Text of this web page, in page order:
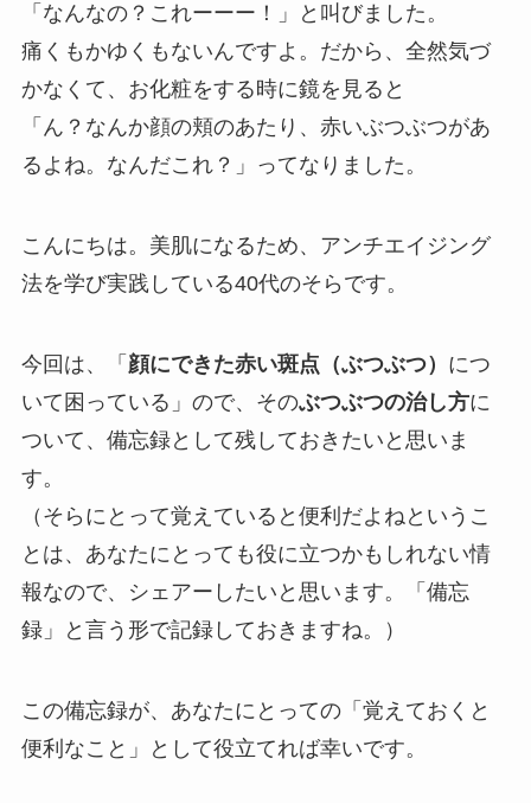
「なんなの？これーーー！」と叫びました。
痛くもかゆくもないんですよ。だから、全然気づ
かなくて、お化粧をする時に鏡を見ると
「ん？なんか顔の頬のあたり、赤いぶつぶつがあ
るよね。なんだこれ？」ってなりました。
こんにちは。美肌になるため、アンチエイジング
法を学び実践している40代のそらです。
今回は、「 顔にできた赤い斑点（ぶつぶつ） につ
いて困っている」ので、そのぶつぶつの治し方に
ついて、備忘録として残しておきたいと思いま
す。
（そらにとって覚えていると便利だよねというこ
とは、あなたにとっても役に立つかもしれない情
報なので、シェアーしたいと思います。「備忘
録」と言う形で記録しておきますね。）
この備忘録が、あなたにとっての「覚えておくと
便利なこと」として役立てれば幸いです。